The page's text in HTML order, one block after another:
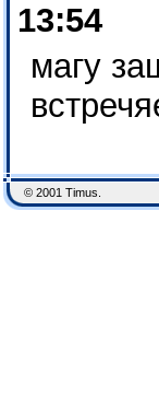
13:54
магу
© 2001 Timus.